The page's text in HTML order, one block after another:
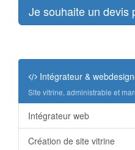
Je souhaite un devis
Intégrateur &
Site vitrine, administrable et
Intégrateur web
Création de site vitrine